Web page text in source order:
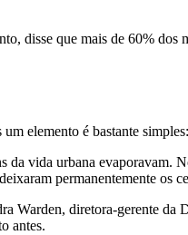
disse que mais de 60% dos
elemento é bastante
da vida urbana
permanentemente os
Warden, diretora-gerente da
antes.